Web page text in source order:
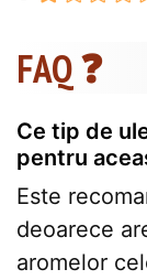
FAQ ❓
Ce tip de
pentru
Este
deoarece
aromelor